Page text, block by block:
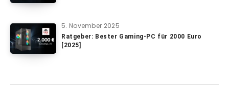
5. November 2025
Ratgeber: Bester Gaming-PC für 2000 Euro
[2025]